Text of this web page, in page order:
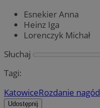
Esnekier Anna
Heinz Iga
Lorenczyk Michał
Słuchaj
Tagi:
KatowiceRozdanie nagód
Udostępnij